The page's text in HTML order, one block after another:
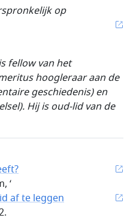
op
fellow van het
hoogleraar aan de
geschiedenis) en
Hij is oud-lid van de
‘
af te leggen